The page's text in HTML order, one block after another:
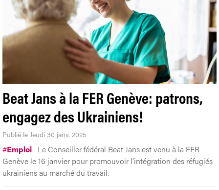
Beat Jans à la FER Genève: patrons,
engagez des Ukrainiens!
Publié le Jeudi 30 janv. 2025
#Emploi Le Conseiller fédéral Beat Jans est venu à la FER
Genève le 16 janvier pour promouvoir l’intégration des réfugiés
ukrainiens au marché du travail.